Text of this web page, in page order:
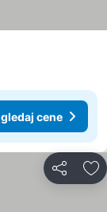
cene
Deli